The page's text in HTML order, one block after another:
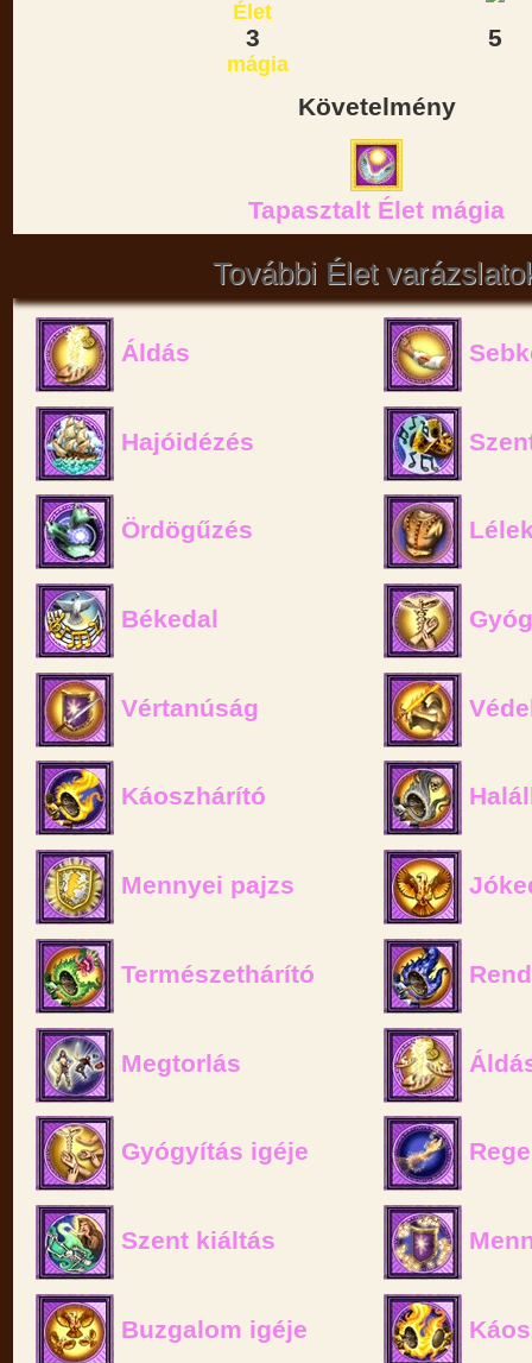
3 5
Követelmény
Tapasztalt Élet mágia
További Élet
Áldás
Hajóidézés
Ördögűzés
Békedal
Vértanúság
Káoszhárító
Mennyei pajzs
Természethárító
Megtorlás
Gyógyítás igéje
Szent kiáltás
Buzgalom igéje